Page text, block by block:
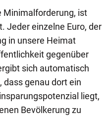
Minimalforderung, ist
Jeder einzelne Euro, der
in unsere Heimat
gegenüber
sich automatisch
dass genau dort ein
liegt,
Bevölkerung zu